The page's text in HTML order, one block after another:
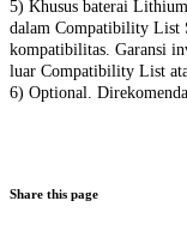
5) Khusus baterai
dalam Compatibility List
kompatibilitas. Garansi
luar Compatibility List
6) Optional.
Share this page